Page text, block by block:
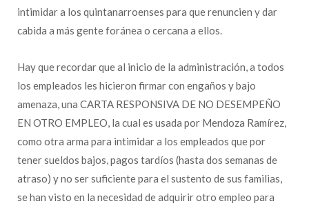
intimidar a los quintanarroenses para que renuncien y dar
cabida a más gente foránea o cercana a ellos.
Hay que recordar que al inicio de la administración, a todos
los empleados les hicieron firmar con engaños y bajo
amenaza, una CARTA RESPONSIVA DE NO DESEMPEÑO
EN OTRO EMPLEO, la cual es usada por Mendoza Ramírez,
como otra arma para intimidar a los empleados que por
tener sueldos bajos, pagos tardíos (hasta dos semanas de
atraso) y no ser suficiente para el sustento de sus familias,
se han visto en la necesidad de adquirir otro empleo para